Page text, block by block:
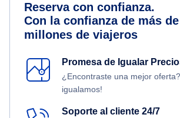
Reserva con confianza.
Con la confianza de más
millones de viajeros
Promesa de Igualar
¿Encontraste una mejor
igualamos!
Soporte al cliente 24/7